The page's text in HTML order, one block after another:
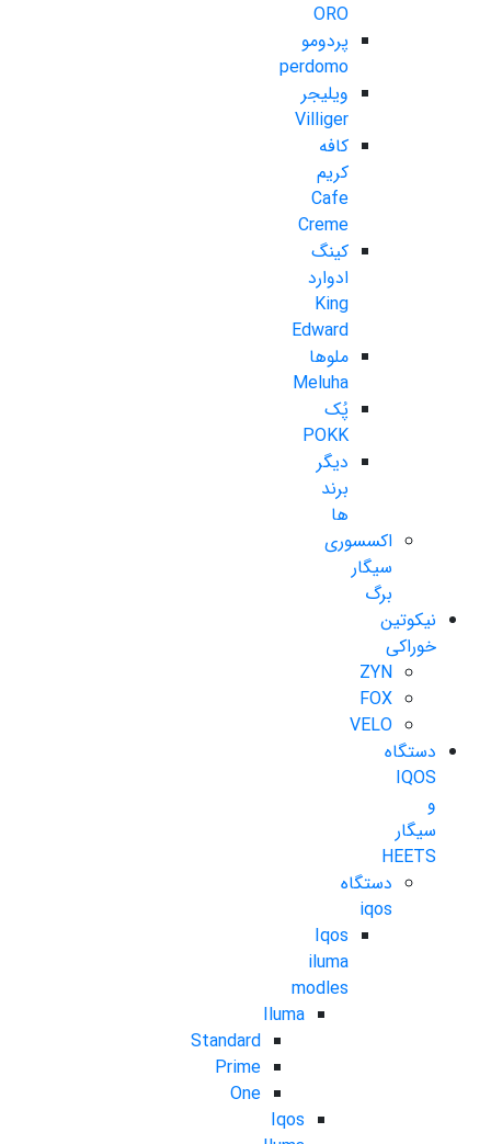
ORO
پردومو
perdomo
ویلیجر
Villiger
کافه
کریم
Cafe
Creme
کینگ
ادوارد
King
Edward
ملوها
Meluha
پُک
POKK
دیگر
برند
ها
اکسسوری
سیگار
برگ
نیکوتین
خوراکی
ZYN
FOX
VELO
دستگاه
IQOS
و
سیگار
HEETS
دستگاه
iqos
Iqos
iluma
modles
Iluma
Standard
Prime
One
Iqos